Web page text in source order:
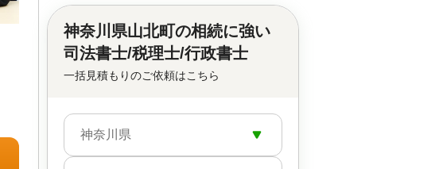
神奈川県山北町の相続に強い
司法書士/税理士/行政書士
一括見積もりのご依頼はこちら
神奈川県